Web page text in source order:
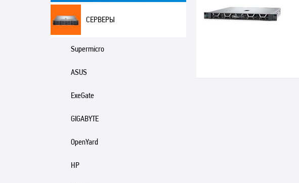
СЕРВЕРЫ
Supermicro
ASUS
ExeGate
GIGABYTE
OpenYard
HP